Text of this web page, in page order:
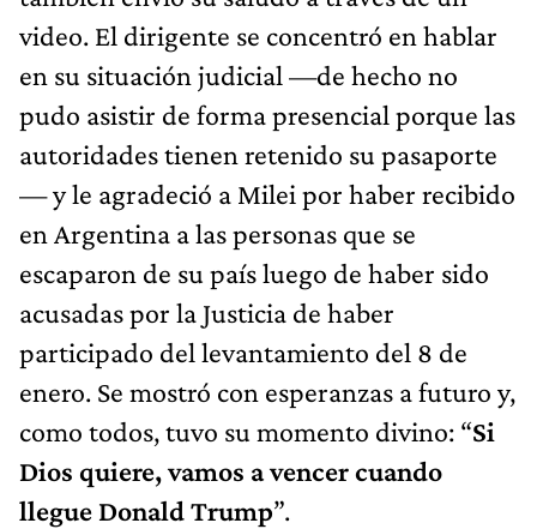
video. El dirigente se concentró en hablar
en su situación judicial —de hecho no
pudo asistir de forma presencial porque las
autoridades tienen retenido su pasaporte
— y le agradeció a Milei por haber recibido
en Argentina a las personas que se
escaparon de su país luego de haber sido
acusadas por la Justicia de haber
participado del levantamiento del 8 de
enero. Se mostró con esperanzas a futuro y,
como todos, tuvo su momento divino: “Si
Dios quiere, vamos a vencer cuando
llegue Donald Trump”.